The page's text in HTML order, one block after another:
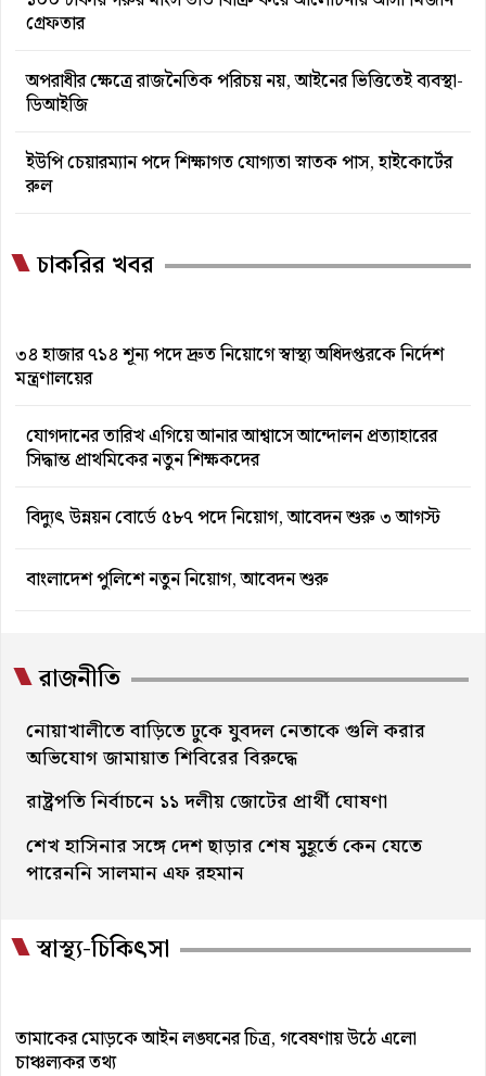
গ্রেফতার
অপরাধীর ক্ষেত্রে রাজনৈতিক পরিচয় নয়, আইনের ভিত্তিতেই ব্যবস্থা-
ডিআইজি
ইউপি চেয়ারম্যান পদে শিক্ষাগত যোগ্যতা স্নাতক পাস, হাইকোর্টের
রুল
চাকরির খবর
৩৪ হাজার ৭১৪ শূন্য পদে দ্রুত নিয়োগে স্বাস্থ্য অধিদপ্তরকে নির্দেশ
মন্ত্রণালয়ের
যোগদানের তারিখ এগিয়ে আনার আশ্বাসে আন্দোলন প্রত্যাহারের
সিদ্ধান্ত প্রাথমিকের নতুন শিক্ষকদের
বিদ্যুৎ উন্নয়ন বোর্ডে ৫৮৭ পদে নিয়োগ, আবেদন শুরু ৩ আগস্ট
বাংলাদেশ পুলিশে নতুন নিয়োগ, আবেদন শুরু
রাজনীতি
নোয়াখালীতে বাড়িতে ঢুকে যুবদল নেতাকে গুলি করার
অভিযোগ জামায়াত শিবিরের বিরুদ্ধে
রাষ্ট্রপতি নির্বাচনে ১১ দলীয় জোটের প্রার্থী ঘোষণা
শেখ হাসিনার সঙ্গে দেশ ছাড়ার শেষ মুহূর্তে কেন যেতে
পারেননি সালমান এফ রহমান
স্বাস্থ্য-চিকিৎসা
তামাকের মোড়কে আইন লঙ্ঘনের চিত্র, গবেষণায় উঠে এলো
চাঞ্চল্যকর তথ্য